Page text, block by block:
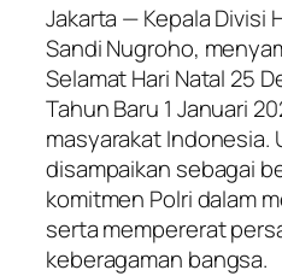
Jakarta — Kepala Divisi
Sandi Nugroho,
Selamat Hari Natal 25
Tahun Baru 1 Januari
masyarakat
disampaikan sebagai
komitmen Polri dalam
serta mempererat
keberagaman bangsa.